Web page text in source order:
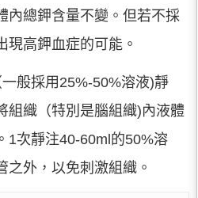
內總鉀含量不變。但若不採
現高鉀血症的可能。
般採用25%-50%溶液)靜
組織（特別是腦組織)內液體
1次靜注40-60ml的50%溶
之外，以免刺激組織。